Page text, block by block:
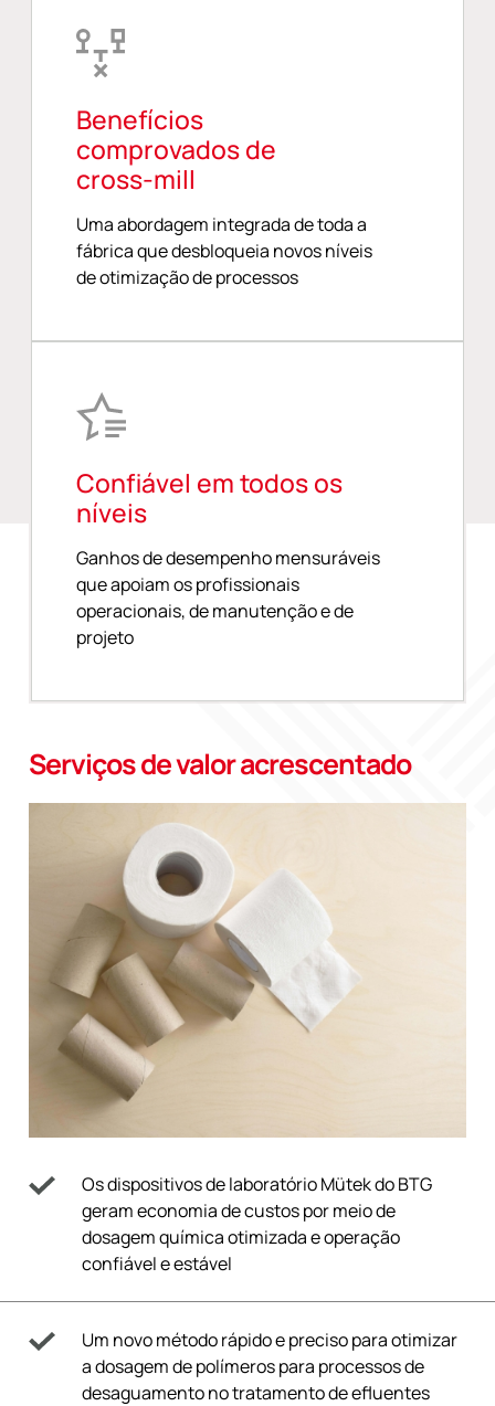
Benefícios
comprovados de
cross-mill
Uma abordagem integrada de toda a
fábrica que desbloqueia novos níveis
de otimização de processos
Confiável em todos os
níveis
Ganhos de desempenho mensuráveis
que apoiam os profissionais
operacionais, de manutenção e de
projeto
Serviços de valor acrescentado
Os dispositivos de laboratório Mütek do BTG
geram economia de custos por meio de
dosagem química otimizada e operação
confiável e estável
Um novo método rápido e preciso para otimizar
a dosagem de polímeros para processos de
desaguamento no tratamento de efluentes